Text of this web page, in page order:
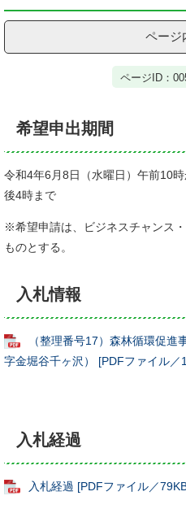
ページ
ページID：
希望申出期間
令和4年6月8日（水曜日）午前10
後4時まで
※希望申請は、ビジネスチャンス
ものとする。
入札情報
（整理番号17）森林循環促
字金堀谷千ヶ沢） [PDFファイル／
入札経過
入札経過 [PDFファイル／